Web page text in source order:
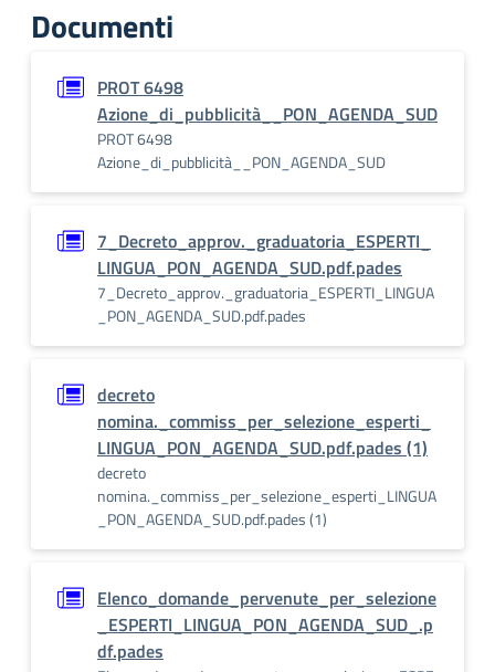
Documenti
PROT 6498
Azione_di_pubblicità__PON_AGENDA_SUD
PROT 6498
Azione_di_pubblicità__PON_AGENDA_SUD
7_Decreto_approv._graduatoria_ESPERTI_
LINGUA_PON_AGENDA_SUD.pdf.pades
7_Decreto_approv._graduatoria_ESPERTI_LINGUA
_PON_AGENDA_SUD.pdf.pades
decreto
nomina._commiss_per_selezione_esperti_
LINGUA_PON_AGENDA_SUD.pdf.pades (1)
decreto
nomina._commiss_per_selezione_esperti_LINGUA
_PON_AGENDA_SUD.pdf.pades (1)
Elenco_domande_pervenute_per_selezione
_ESPERTI_LINGUA_PON_AGENDA_SUD_.p
df.pades